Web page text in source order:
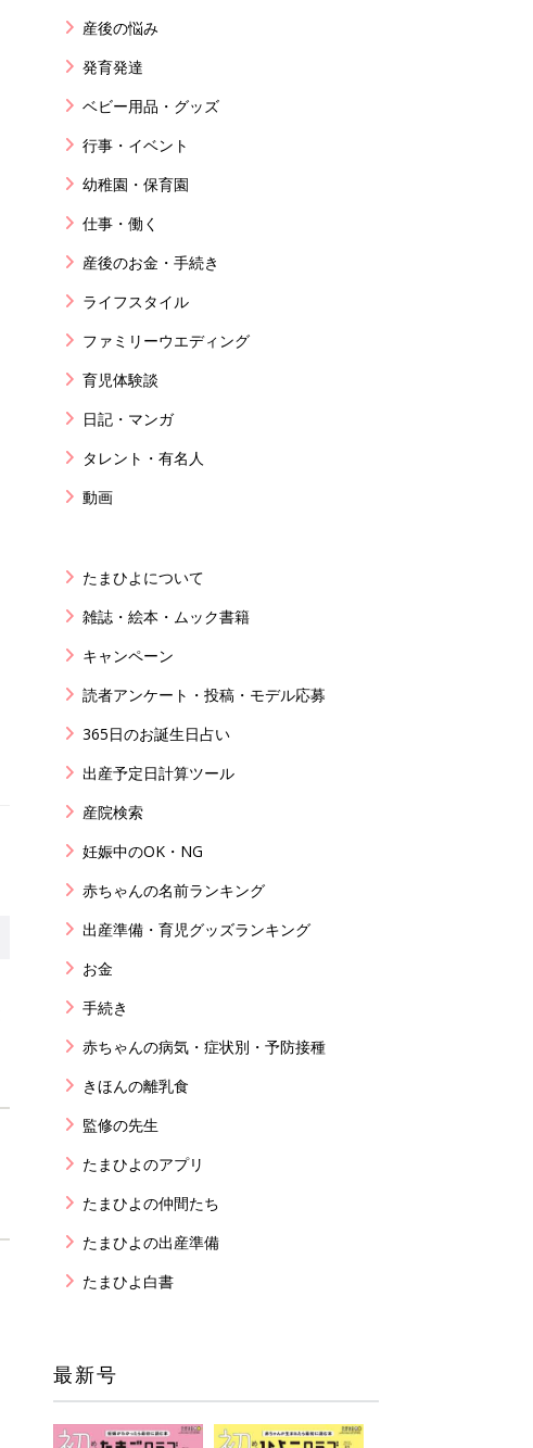
産後の悩み
発育発達
ベビー用品・グッズ
行事・イベント
幼稚園・保育園
仕事・働く
産後のお金・手続き
ライフスタイル
ファミリーウエディング
育児体験談
日記・マンガ
タレント・有名人
動画
たまひよについて
雑誌・絵本・ムック書籍
キャンペーン
読者アンケート・投稿・モデル応募
365日のお誕生日占い
出産予定日計算ツール
産院検索
妊娠中のOK・NG
赤ちゃんの名前ランキング
出産準備・育児グッズランキング
お金
手続き
赤ちゃんの病気・症状別・予防接種
きほんの離乳食
監修の先生
たまひよのアプリ
たまひよの仲間たち
たまひよの出産準備
たまひよ白書
最新号